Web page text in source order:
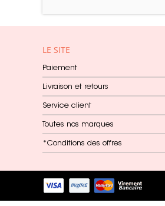
LE SITE
Paiement
Livraison et retours
Service client
Toutes nos marques
*Conditions des offres